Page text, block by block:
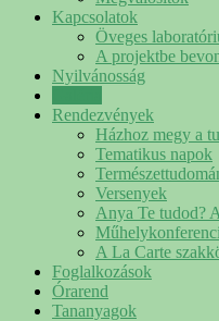
Kapcsolatok
Öveges
A projektbe
Nyilvánosság
Rendezvények
Házhoz megy a
Tematikus napok
Versenyek
Anya Te tudod?
A La Carte
Foglalkozások
Órarend
Tananyagok